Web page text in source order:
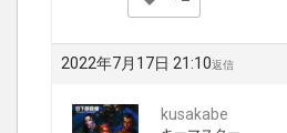
2022年7月17日 21:10返信
kusakabe